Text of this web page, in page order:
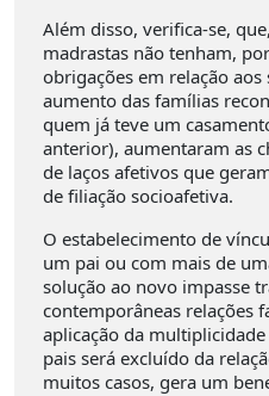
Além disso, verifica-se,
madrastas não tenham,
obrigações em relação
aumento das famílias
quem já teve um
anterior), aumentaram as
de laços afetivos que
de filiação socioafetiva.
O estabelecimento de
um pai ou com mais de
solução ao novo impasse
contemporâneas relações
aplicação da
pais será excluído da
muitos casos, gera um